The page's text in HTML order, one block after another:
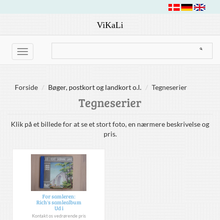
ViKaLi
Toggle
navigation
Forside Bøger, postkort og landkort o.l. Tegneserier
Tegneserier
Klik på et billede for at se et stort foto, en nærmere beskrivelse og
pris.
For samleren:
Rich's samlealbum
Ud i
Kontakt os vedrørende pris